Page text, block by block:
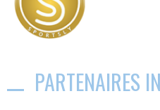
PARTENAIRES